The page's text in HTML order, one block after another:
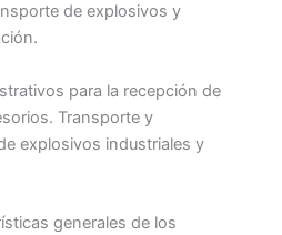
de explosivos y
para la recepción de
Transporte y
explosivos industriales y
generales de los